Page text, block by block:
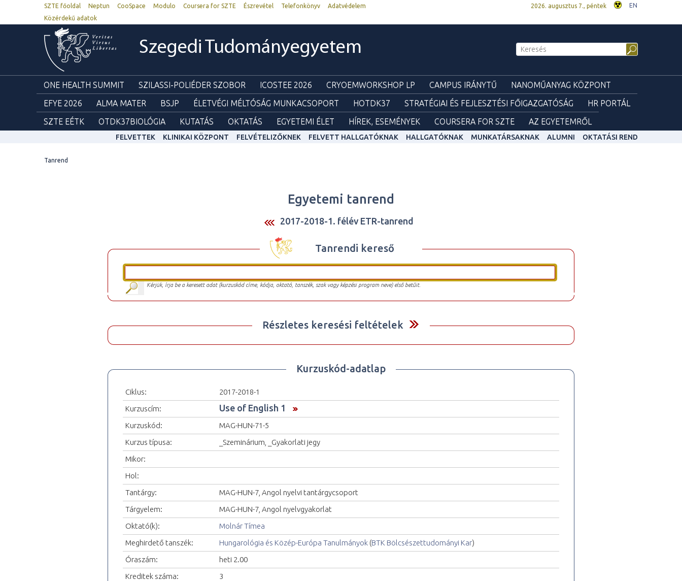
SZTE főoldal Neptun CooSpace Modulo Coursera for SZTE Észrevétel Telefonkönyv
Adatvédelem
Közérdekű adatok
2026. augusztus 7., péntek EN
Szegedi Tudományegyetem
ONE HEALTH SUMMIT SZILASSI-POLIÉDER SZOBOR ICOSTEE 2026 CRYOEMWORKSHOP LP CAMPUS IRÁNYTŰ
NANOMŰANYAG KÖZPONT
EFYE 2026
ALMA MATER BSJP ÉLETVÉGI MÉLTÓSÁG MUNKACSOPORT HOTDK37 STRATÉGIAI ÉS FEJLESZTÉSI FŐIGAZGATÓSÁG
HR PORTÁL
SZTE EÉTK
OTDK37BIOLÓGIA KUTATÁS OKTATÁS EGYETEMI ÉLET HÍREK, ESEMÉNYEK COURSERA FOR SZTE AZ EGYETEMRŐL
FELVETTEK KLINIKAI KÖZPONT FELVÉTELIZŐKNEK FELVETT HALLGATÓKNAK HALLGATÓKNAK MUNKATÁRSAKNAK ALUMNI OKTATÁSI REND
Tanrend
Egyetemi tanrend
2017-2018-1. félév ETR-tanrend
Tanrendi kereső
Kérjük, írja be a keresett adat (kurzuskód címe, kódja, oktató, tanszék, szak vagy képzési program neve) első betűit.
Részletes keresési feltételek
Kurzuskód-adatlap
Ciklus:
2017-2018-1
Kurzuscím:
Use of English 1
Kurzuskód:
MAG-HUN-71-5
Kurzus típusa:
_Szeminárium, _Gyakorlati jegy
Mikor:
Hol:
Tantárgy:
MAG-HUN-7, Angol nyelvi tantárgycsoport
Tárgyelem:
MAG-HUN-7, Angol nyelvgyakorlat
Oktató(k):
Molnár Tímea
Meghirdető tanszék:
Hungarológia és Közép-Európa Tanulmányok (BTK Bölcsészettudományi Kar)
Óraszám:
heti 2.00
Kreditek száma:
3